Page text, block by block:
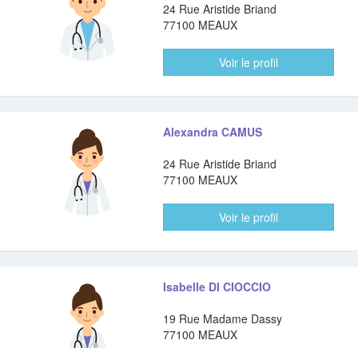
24 Rue Aristide Briand
77100 MEAUX
Voir le profil
Alexandra CAMUS
24 Rue Aristide Briand
77100 MEAUX
Voir le profil
Isabelle DI CIOCCIO
19 Rue Madame Dassy
77100 MEAUX